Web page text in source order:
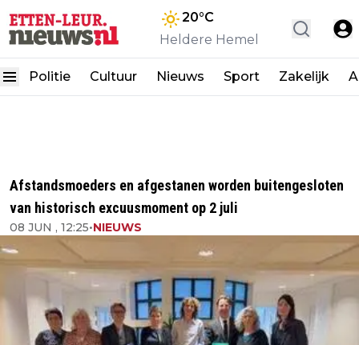
20°C
Heldere Hemel
Politie Cultuur Nieuws Sport Zakelijk
Afstandsmoeders en afgestanen worden buitengesloten
van historisch excuusmoment op 2 juli
08 JUN , 12:25•NIEUWS